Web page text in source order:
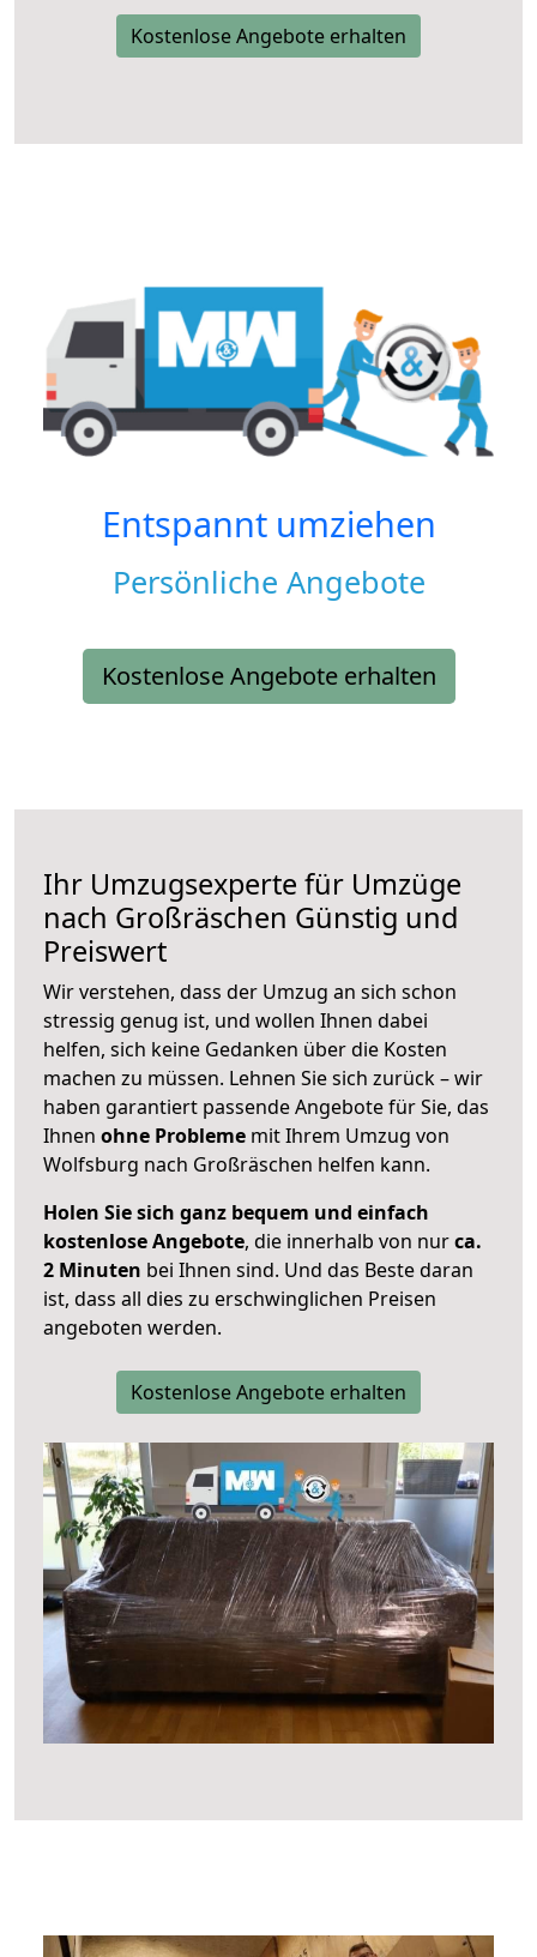
Kostenlose Angebote erhalten
Entspannt umziehen
Persönliche Angebote
Kostenlose Angebote erhalten
Ihr Umzugsexperte für Umzüge
nach Großräschen Günstig und
Preiswert
Wir verstehen, dass der Umzug an sich schon
stressig genug ist, und wollen Ihnen dabei
helfen, sich keine Gedanken über die Kosten
machen zu müssen. Lehnen Sie sich zurück – wir
haben garantiert passende Angebote für Sie, das
Ihnen ohne Probleme mit Ihrem Umzug von
Wolfsburg nach Großräschen helfen kann.
Holen Sie sich ganz bequem und einfach
kostenlose Angebote, die innerhalb von nurca.
2 Minuten bei Ihnen sind. Und das Beste daran
ist, dass all dies zu erschwinglichen Preisen
angeboten werden.
Kostenlose Angebote erhalten